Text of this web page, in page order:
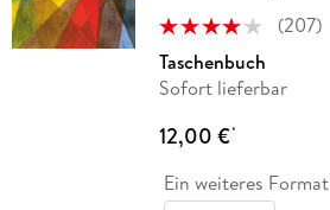
(207)
Taschenbuch
Sofort lieferbar
12,00 €*
Ein weiteres Format